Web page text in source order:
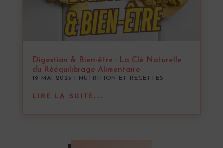
Digestion & Bien-être : La Clé Naturelle
du Rééquilibrage Alimentaire
19 MAI 2025 NUTRITION ET RECETTES
LIRE LA SUITE...